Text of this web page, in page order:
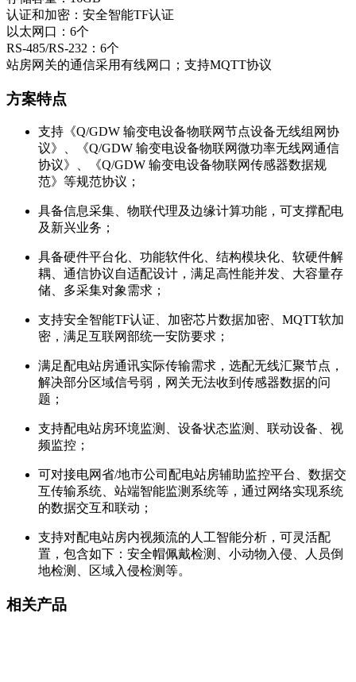
认证和加密：安全智能TF认证
以太网口：6个
RS-485/RS-232：6个
站房网关的通信采用有线网口；支持MQTT协议
方案特点
支持《Q/GDW 输变电设备物联网节点设备无线组网协
议》、《Q/GDW 输变电设备物联网微功率无线网通信
协议》、《Q/GDW 输变电设备物联网传感器数据规
范》等规范协议；
具备信息采集、物联代理及边缘计算功能，可支撑配电
及新兴业务；
具备硬件平台化、功能软件化、结构模块化、软硬件解
耦、通信协议自适配设计，满足高性能并发、大容量存
储、多采集对象需求；
支持安全智能TF认证、加密芯片数据加密、MQTT软加
密，满足互联网部统一安防要求；
满足配电站房通讯实际传输需求，选配无线汇聚节点，
解决部分区域信号弱，网关无法收到传感器数据的问
题；
支持配电站房环境监测、设备状态监测、联动设备、视
频监控；
可对接电网省/地市公司配电站房辅助监控平台、数据交
互传输系统、站端智能监测系统等，通过网络实现系统
的数据交互和联动；
支持对配电站房内视频流的人工智能分析，可灵活配
置，包含如下：安全帽佩戴检测、小动物入侵、人员倒
地检测、区域入侵检测等。
相关产品